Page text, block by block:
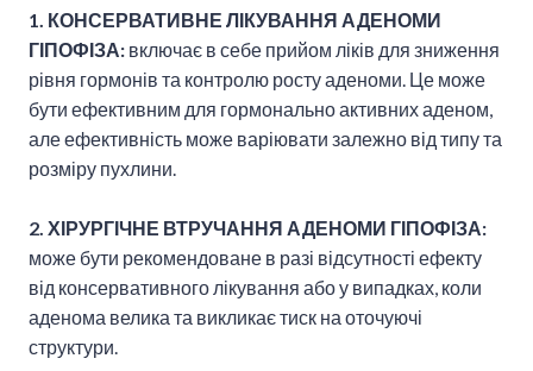
1. КОНСЕРВАТИВНЕ ЛІКУВАННЯ АДЕНОМИ
ГІПОФІЗА: включає в себе прийом ліків для зниження
рівня гормонів та контролю росту аденоми. Це може
бути ефективним для гормонально активних аденом,
але ефективність може варіювати залежно від типу та
розміру пухлини.
2. ХІРУРГІЧНЕ ВТРУЧАННЯ АДЕНОМИ ГІПОФІЗА:
може бути рекомендоване в разі відсутності ефекту
від консервативного лікування або у випадках, коли
аденома велика та викликає тиск на оточуючі
структури.